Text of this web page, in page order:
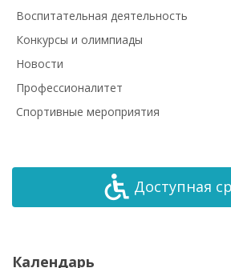
Воспитательная деятельность
Конкурсы и олимпиады
Новости
Профессионалитет
Спортивные мероприятия
Доступная
Календарь